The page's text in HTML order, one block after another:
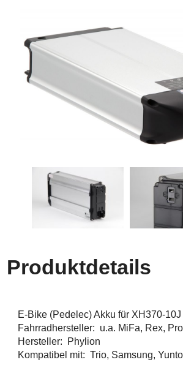
Produktdetails
E-Bike (Pedelec) Akku für XH370-
Fahrradhersteller: u.a. MiFa, Rex,
Hersteller: Phylion
Kompatibel mit: Trio, Samsung,